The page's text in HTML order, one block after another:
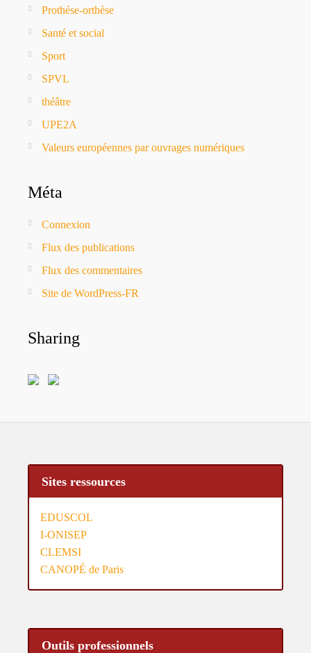
Prothése-orthèse
Santé et social
Sport
SPVL
théâtre
UPE2A
Valeurs européennes par ouvrages numériques
Méta
Connexion
Flux des publications
Flux des commentaires
Site de WordPress-FR
Sharing
Sites ressources
EDUSCOL
I-ONISEP
CLEMSI
CANOPÉ de Paris
Outils professionnels